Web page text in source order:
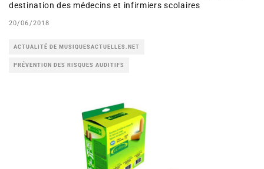
destination des médecins et infirmiers scolaires
20/06/2018
ACTUALITÉ DE MUSIQUESACTUELLES.NET
PRÉVENTION DES RISQUES AUDITIFS